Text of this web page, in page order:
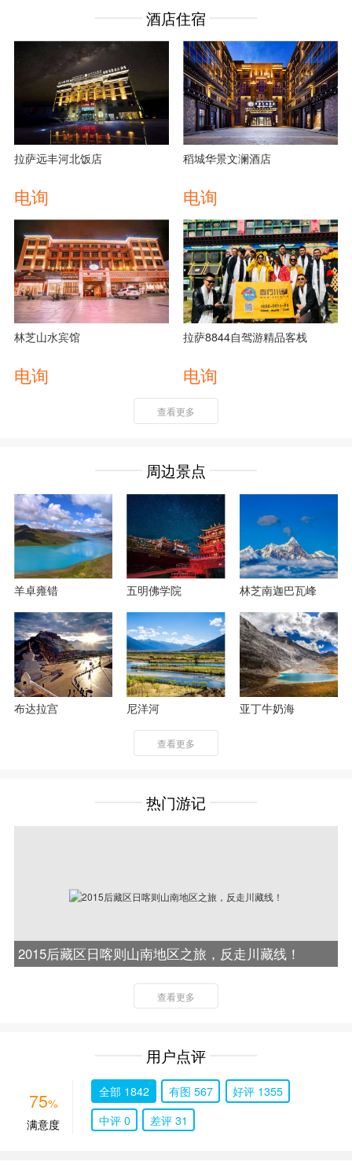
酒店住宿
拉萨远丰河北饭店
电询
稻城华景文澜酒店
电询
林芝山水宾馆
电询
拉萨8844自驾游精品客栈
电询
查看更多
周边景点
羊卓雍错 五明佛学院 林芝南迦巴瓦峰
布达拉宫 尼洋河 亚丁牛奶海
查看更多
热门游记
2015后藏区日喀则山南地区之旅，反走川藏线！
查看更多
用户点评
75%
满意度
全部 1842 有图 567
好评 1355
中评 0
差评 31